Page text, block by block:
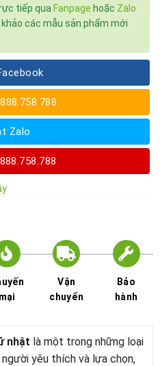
tiếp qua Fanpage hoặc Zalo
các mẫu sản phẩm mới
Zalo
mại
Vận
chuyển
Bảo
hành
nhật là một trong những loại
yêu thích và lựa chọn,